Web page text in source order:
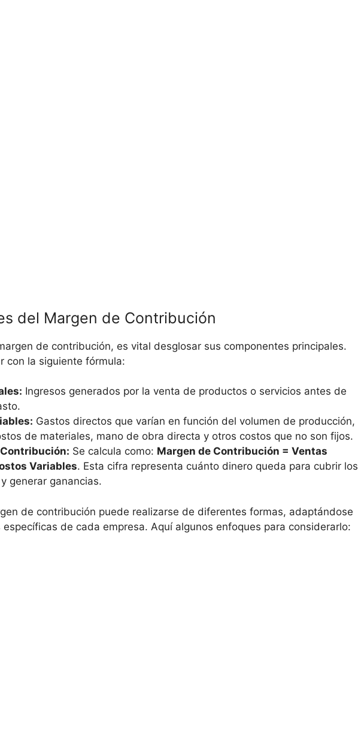
del Margen de Contribución
de contribución, es vital desglosar sus componentes principales.⁢
con ‌la siguiente fórmula:
Ingresos generados por la venta de productos o⁤ servicios antes de
Gastos‍ directos que varían en función del volumen de producción,
de materiales, mano de obra directa ⁣y otros costos que no son fijos.
Se calcula como: Margen de Contribución = Ventas
Variables. Esta‍ cifra representa cuánto dinero queda⁤ para cubrir los
generar ganancias.
de ‌contribución puede⁢ realizarse de ‍diferentes formas,⁢ adaptándose
de cada empresa. Aquí algunos enfoques para considerarlo: